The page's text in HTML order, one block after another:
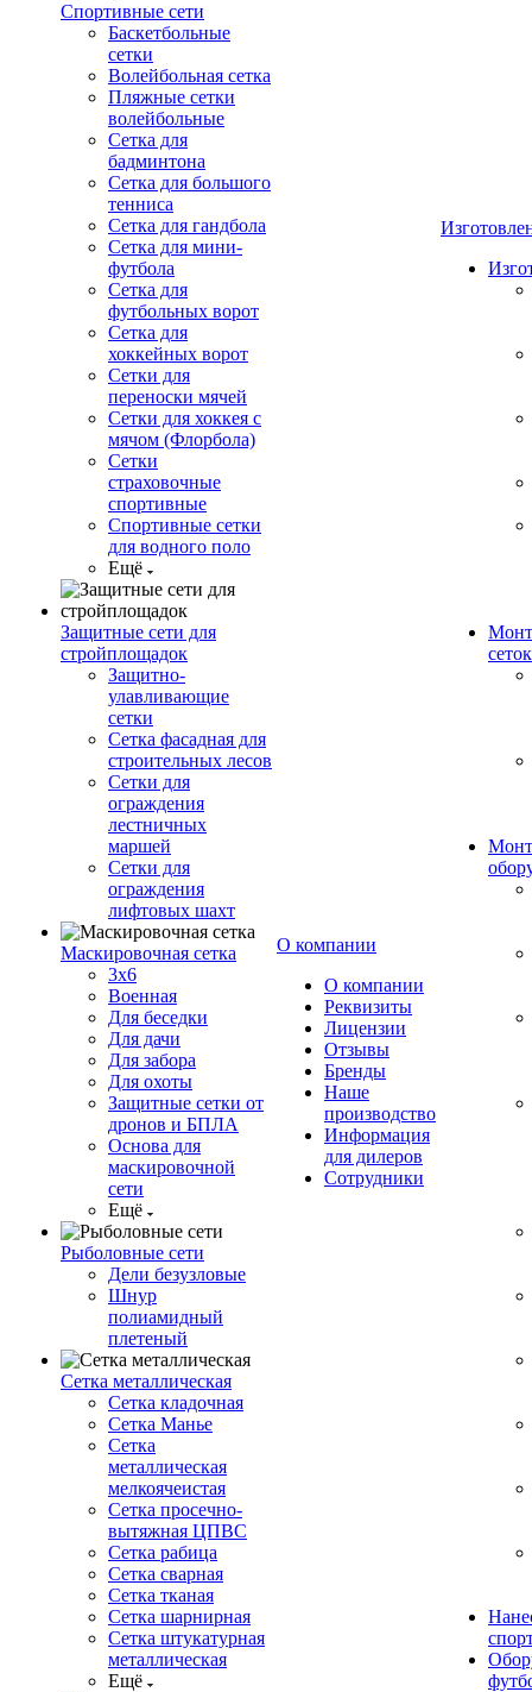
Спортивные сети
Баскетбольные
сетки
Волейбольная сетка
Пляжные сетки
волейбольные
Сетка для
бадминтона
Сетка для большого
тенниса
Сетка для гандбола
Сетка для мини-
футбола
Сетка для
футбольных ворот
Сетка для
хоккейных ворот
Сетки для
переноски мячей
Сетки для хоккея с
мячом (Флорбола)
Сетки
страховочные
спортивные
Спортивные сетки
для водного поло
Ещё
Защитные сети для
стройплощадок
Защитно-
улавливающие
сетки
Сетка фасадная для
строительных лесов
Сетки для
ограждения
лестничных
маршей
Сетки для
ограждения
лифтовых шахт
Маскировочная сетка
3х6
Военная
Для беседки
Для дачи
Для забора
Для охоты
Защитные сетки от
дронов и БПЛА
Основа для
маскировочной
сети
Ещё
Рыболовные сети
Дели безузловые
Шнур
полиамидный
плетеный
Сетка металлическая
Сетка кладочная
Сетка Манье
Сетка
металлическая
мелкоячеистая
Сетка просечно-
вытяжная ЦПВС
Сетка рабица
Сетка сварная
Сетка тканая
Сетка шарнирная
Сетка штукатурная
металлическая
Ещё
О компании
О компании
Реквизиты
Лицензии
Отзывы
Бренды
Наше
производство
Информация
для дилеров
Сотрудники
сеток